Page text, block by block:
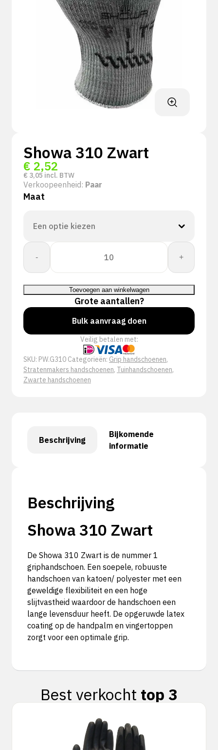
Showa 310 Zwart
€ 2,52
€ 3,05 incl. BTW
Verkoopeenheid: Paar
Maat
-
Showa
310
Zwart
+
Toevoegen aan winkelwagen
Grote aantallen?
Bulk aanvraag doen
Veilig betalen met:
SKU: PW.G310 Categorieën: Grip handschoenen,
Stratenmakers handschoenen, Tuinhandschoenen,
Zwarte handschoenen
Beschrijving
Bijkomende
informatie
Beschrijving
Showa 310 Zwart
De Showa 310 Zwart is de nummer 1
griphandschoen. Een soepele, robuuste
handschoen van katoen/ polyester met een
geweldige flexibiliteit en een hoge
slijtvastheid waardoor de handschoen een
lange levensduur heeft. De opgeruwde latex
coating op de handpalm en vingertoppen
zorgt voor een optimale grip.
Best verkocht top 3